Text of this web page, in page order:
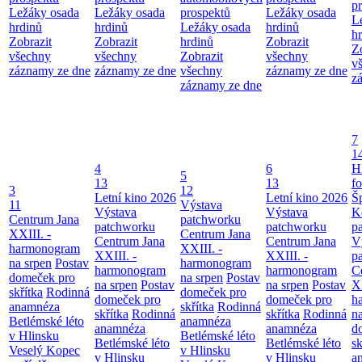
Ležáky osada
hrdinů
Zobrazit
všechny
záznamy ze dne
Ležáky osada
hrdinů
Zobrazit
všechny
záznamy ze dne
prospektů
Ležáky osada
hrdinů
Zobrazit
všechny
záznamy ze dne
Ležáky osada
hrdinů
Zobrazit
všechny
záznamy ze dne
3
11
Centrum Jana
XXIII. -
harmonogram
na srpen Postav
domeček pro
skřítka Rodinná
anamnéza
Betlémské léto
v Hlinsku
Veselý Kopec
4
13
Letní kino 2026
Výstava
patchworku
Centrum Jana
XXIII. -
harmonogram
na srpen Postav
domeček pro
skřítka Rodinná
anamnéza
Betlémské léto
v Hlinsku
5
12
Výstava
patchworku
Centrum Jana
XXIII. -
harmonogram
na srpen Postav
domeček pro
skřítka Rodinná
anamnéza
Betlémské léto
v Hlinsku
6
13
Letní kino 2026
Výstava
patchworku
Centrum Jana
XXIII. -
harmonogram
na srpen Postav
domeček pro
skřítka Rodinná
anamnéza
Betlémské léto
v Hlinsku
7